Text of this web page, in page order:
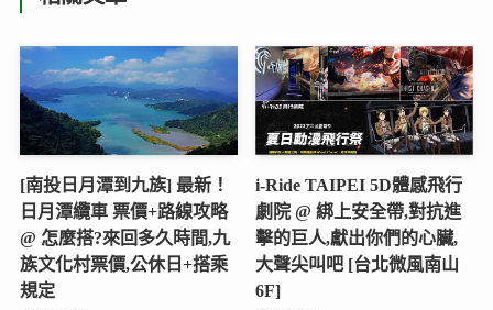
[南投日月潭到九族] 最新！
日月潭纜車 票價+路線攻略
@ 怎麼搭?來回多久時間,九
族文化村票價,公休日+搭乘
規定
i-Ride TAIPEI 5D體感飛行
劇院 @ 綁上安全帶,對抗進
擊的巨人,獻出你們的心臟,
大聲尖叫吧 [台北微風南山
6F]